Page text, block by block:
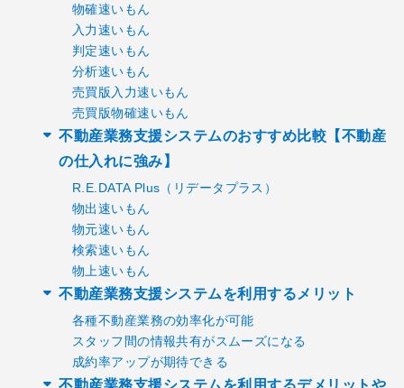
物確速いもん
入力速いもん
判定速いもん
分析速いもん
売買版入力速いもん
売買版物確速いもん
不動産業務支援システムのおすすめ比較【不動産
の仕入れに強み】
R.E.DATA Plus（リデータプラス）
物出速いもん
物元速いもん
検索速いもん
物上速いもん
不動産業務支援システムを利用するメリット
各種不動産業務の効率化が可能
スタッフ間の情報共有がスムーズになる
成約率アップが期待できる
不動産業務支援システムを利用するデメリットや